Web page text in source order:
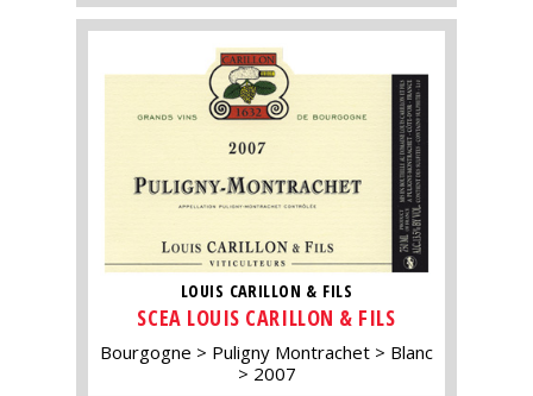
LOUIS CARILLON & FILS
SCEA LOUIS CARILLON & FILS
Bourgogne Puligny Montrachet
Blanc
2007